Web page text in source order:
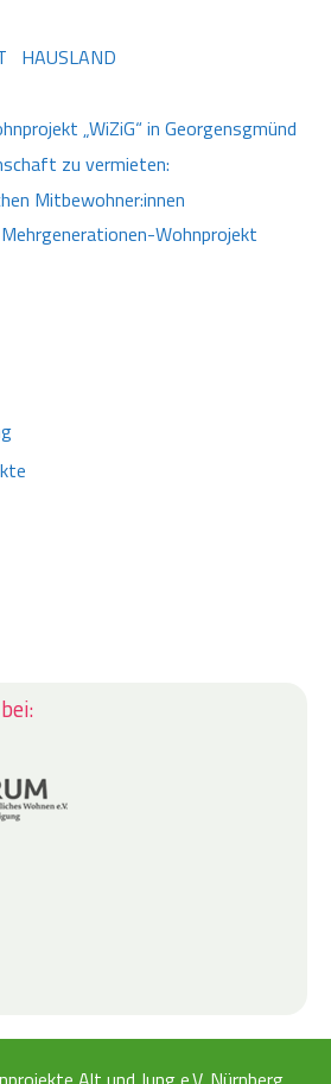
HAUSLAND
„WiZiG“ in Georgensgmünd
zu vermieten:
Mitbewohner:innen
Wohnprojekt